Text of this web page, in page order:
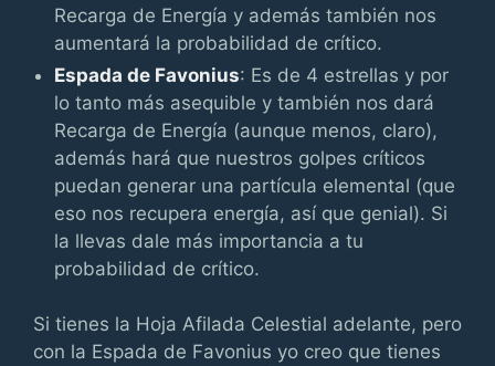
Recarga de Energía y además también nos
aumentará la probabilidad de crítico.
Espada de Favonius: Es de 4 estrellas y por
lo tanto más asequible y también nos dará
Recarga de Energía (aunque menos, claro),
además hará que nuestros golpes críticos
puedan generar una partícula elemental (que
eso nos recupera energía, así que genial). Si
la llevas dale más importancia a tu
probabilidad de crítico.
Si tienes la Hoja Afilada Celestial adelante, pero
con la Espada de Favonius yo creo que tienes